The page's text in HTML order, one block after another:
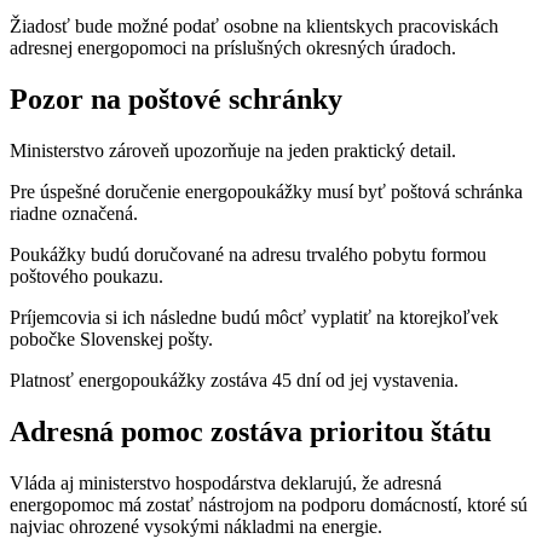
Žiadosť bude možné podať osobne na klientskych pracoviskách
adresnej energopomoci na príslušných okresných úradoch.
Pozor na poštové schránky
Ministerstvo zároveň upozorňuje na jeden praktický detail.
Pre úspešné doručenie energopoukážky musí byť poštová schránka
riadne označená.
Poukážky budú doručované na adresu trvalého pobytu formou
poštového poukazu.
Príjemcovia si ich následne budú môcť vyplatiť na ktorejkoľvek
pobočke Slovenskej pošty.
Platnosť energopoukážky zostáva 45 dní od jej vystavenia.
Adresná pomoc zostáva prioritou štátu
Vláda aj ministerstvo hospodárstva deklarujú, že adresná
energopomoc má zostať nástrojom na podporu domácností, ktoré sú
najviac ohrozené vysokými nákladmi na energie.